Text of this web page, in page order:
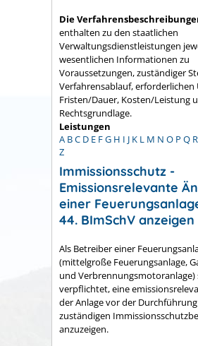
Die
enthalten zu den staatlichen
Verwaltungsdienstleistungen
wesentlichen Informationen zu
Voraussetzungen, zuständiger
Verfahrensablauf, erforderlichen
Fristen/Dauer, Kosten/Leistung
Rechtsgrundlage.
Leistungen
A BC D E FG H I J K L M N O P Q R
Z
Immissionsschutz -
Emissionsrelevante
einer
44. BImSchV anzeigen
Als Betreiber einer
(mittelgroße Feuerungsanlage,
und Verbrennungsmotoranlage)
verpflichtet, eine
der Anlage vor der
zuständigen
anzuzeigen.